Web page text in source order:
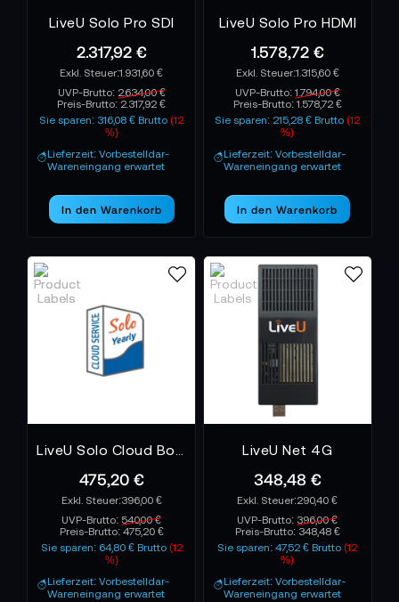
LiveU Solo Pro SDI
2.317,92 €
1.931,60 €
UVP-Brutto: 2.634,00 €
Preis-Brutto: 2.317,92 €
Sie sparen: 316,08 € Brutto(12
%)
Lieferzeit: Vorbestelldar-
Wareneingang erwartet
In den Warenkorb
LiveU Solo Pro HDMI
1.578,72 €
1.315,60 €
UVP-Brutto: 1.794,00 €
Preis-Brutto: 1.578,72 €
Sie sparen: 215,28 € Brutto(12
%)
Lieferzeit: Vorbestelldar-
Wareneingang erwartet
In den Warenkorb
475,20 €
396,00 €
UVP-Brutto: 540,00 €
Preis-Brutto: 475,20 €
Sie sparen: 64,80 € Brutto (12
%)
Lieferzeit: Vorbestelldar-
Wareneingang erwartet
LiveU Net 4G
348,48 €
290,40 €
UVP-Brutto: 396,00 €
Preis-Brutto: 348,48 €
Sie sparen: 47,52 € Brutto(12
%)
Lieferzeit: Vorbestelldar-
Wareneingang erwartet